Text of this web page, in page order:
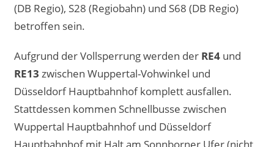
(DB Regio), S28 (Regiobahn) und S68 (DB Regio)
betroffen sein.
Aufgrund der Vollsperrung werden der RE4 und
RE13 zwischen Wuppertal-Vohwinkel und
Düsseldorf Hauptbahnhof komplett ausfallen.
Stattdessen kommen Schnellbusse zwischen
Wuppertal Hauptbahnhof und Düsseldorf
Hauptbahnhof mit Halt am Sonnborner Ufer (nicht